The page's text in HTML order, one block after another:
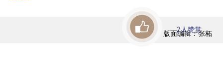
版面编辑：张柘
2人赞赏